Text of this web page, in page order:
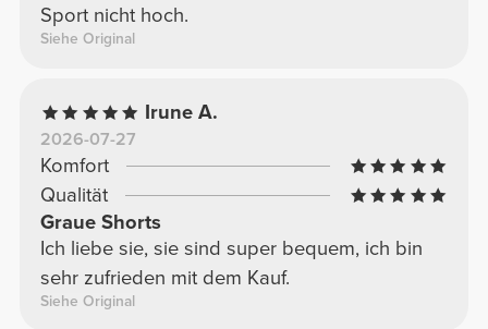
Sport nicht hoch.
Siehe Original
Irune A.
2026-07-27
Komfort
Qualität
Graue Shorts
Ich liebe sie, sie sind super bequem, ich bin
sehr zufrieden mit dem Kauf.
Siehe Original